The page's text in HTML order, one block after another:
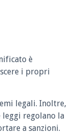
è
i propri
legali. Inoltre,
regolano la
a sanzioni.